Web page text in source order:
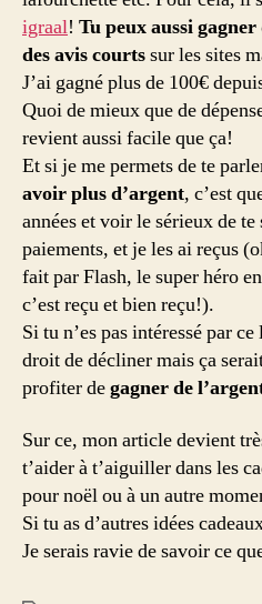
igraal! Tu peux aussi
des avis courtssur les sites
J’ai gagné plus de 100€
Quoi de mieux que de
revient aussi facile que ça!
Et si je me permets de te
avoir plus d’argent, c’est
années et voir le sérieux de te
paiements, et je les ai reçus
fait par Flash, le super héro
c’est reçu et bien reçu!).
Si tu n’es pas intéressé par
droit de décliner mais ça
profiter degagner de
Sur ce, mon article devient
t’aider à t’aiguiller dans les
pour noël ou à un autre
Si tu as d’autres idées
Je serais ravie de savoir ce